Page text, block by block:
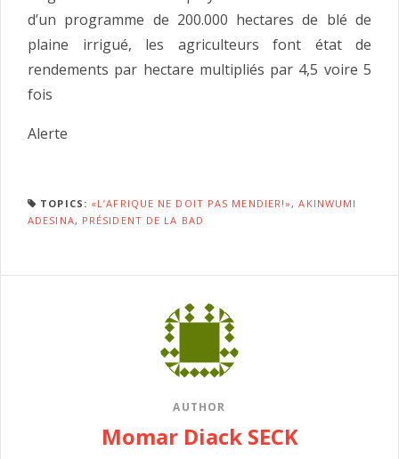
d’un programme de 200.000 hectares de blé de
plaine irrigué, les agriculteurs font état de
rendements par hectare multipliés par 4,5 voire 5
fois
Alerte
TOPICS: «L’AFRIQUE NE DOIT PAS MENDIER!»,AKINWUMI
ADESINA, PRÉSIDENT DE LA BAD
AUTHOR
Momar Diack SECK